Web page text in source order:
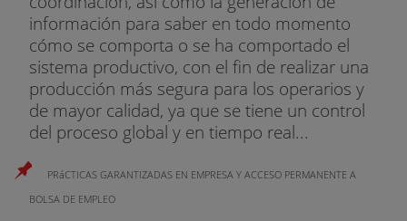
información para saber en todo momento
cómo se comporta o se ha comportado el
sistema productivo, con el fin de realizar una
producción más segura para los operarios y
de mayor calidad, ya que se tiene un control
del proceso global y en tiempo real...
PRáCTICAS GARANTIZADAS EN EMPRESA Y ACCESO PERMANENTE A
BOLSA DE EMPLEO